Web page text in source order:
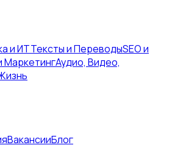
и ИТТексты и ПереводыSEO и
МаркетингАудио, Видео,
ВакансииБлог